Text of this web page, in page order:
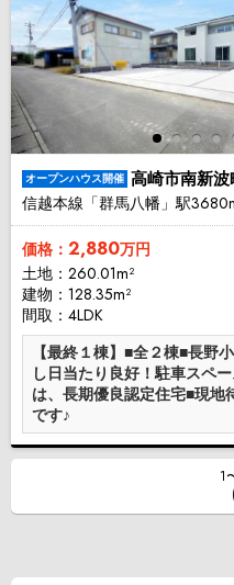
オープンハウス開催 高崎市南新波
信越本線「群馬八幡」駅
価格： 2,880万円
土地：260.01m²
建物：128.35m²
間取：4LDK
【最終１棟】■全２棟■長野
し日当たり良好！駐車スペ
は、長期優良認定住宅■現地
です♪
1